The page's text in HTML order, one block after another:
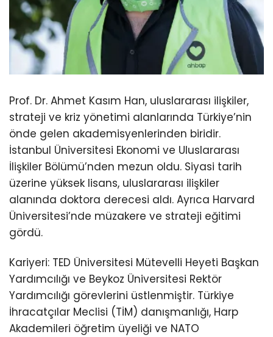
Prof. Dr. Ahmet Kasım Han, uluslararası ilişkiler,
strateji ve kriz yönetimi alanlarında Türkiye’nin
önde gelen akademisyenlerinden biridir.
İstanbul Üniversitesi Ekonomi ve Uluslararası
İlişkiler Bölümü’nden mezun oldu. Siyasi tarih
üzerine yüksek lisans, uluslararası ilişkiler
alanında doktora derecesi aldı. Ayrıca Harvard
Üniversitesi’nde müzakere ve strateji eğitimi
gördü.
Kariyeri: TED Üniversitesi Mütevelli Heyeti Başkan
Yardımcılığı ve Beykoz Üniversitesi Rektör
Yardımcılığı görevlerini üstlenmiştir. Türkiye
İhracatçılar Meclisi (TİM) danışmanlığı, Harp
Akademileri öğretim üyeliği ve NATO